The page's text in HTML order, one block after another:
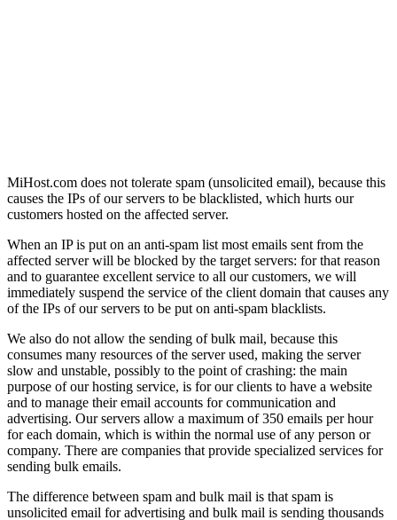
MiHost.com does not tolerate spam (unsolicited email), because this
causes the IPs of our servers to be blacklisted, which hurts our
customers hosted on the affected server.
When an IP is put on an anti-spam list most emails sent from the
affected server will be blocked by the target servers: for that reason
and to guarantee excellent service to all our customers, we will
immediately suspend the service of the client domain that causes any
of the IPs of our servers to be put on anti-spam blacklists.
We also do not allow the sending of bulk mail, because this
consumes many resources of the server used, making the server
slow and unstable, possibly to the point of crashing: the main
purpose of our hosting service, is for our clients to have a website
and to manage their email accounts for communication and
advertising. Our servers allow a maximum of 350 emails per hour
for each domain, which is within the normal use of any person or
company. There are companies that provide specialized services for
sending bulk emails.
The difference between spam and bulk mail is that spam is
unsolicited email for advertising and bulk mail is sending thousands